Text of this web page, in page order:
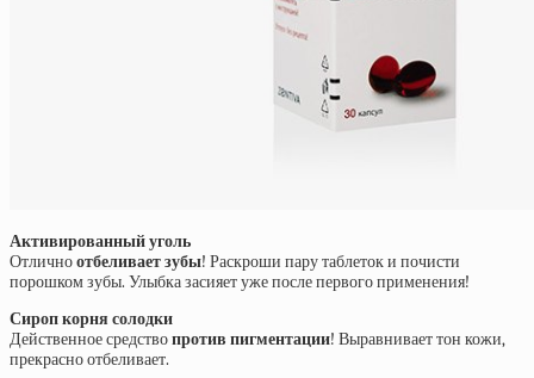
Активированный уголь
Отличноотбеливает зубы! Раскроши пару таблеток и почисти
порошком зубы. Улыбка засияет уже после первого применения!
Сироп корня солодки
Действенное средствопротив пигментации! Выравнивает тон кожи,
прекрасно отбеливает.